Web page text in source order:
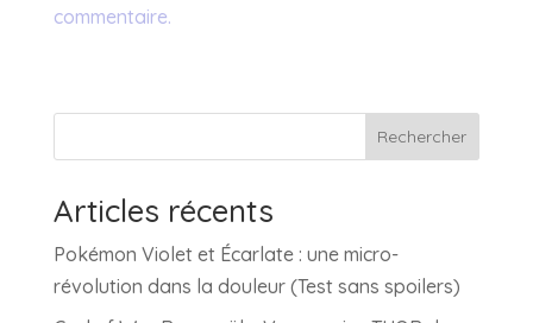
commentaire.
Rechercher
Articles récents
Pokémon Violet et Écarlate : une micro-
révolution dans la douleur (Test sans spoilers)